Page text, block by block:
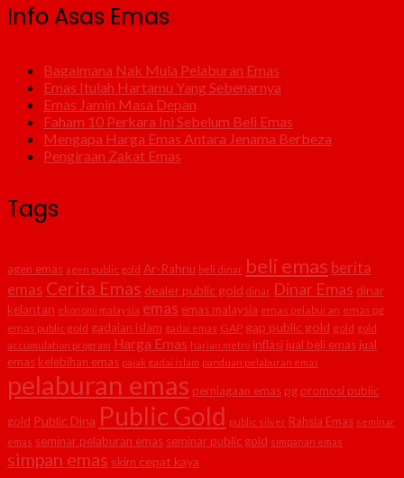
Info Asas Emas
Bagaimana Nak Mula Pelaburan Emas
Emas Itulah Hartamu Yang Sebenarnya
Emas Jamin Masa Depan
Faham 10 Perkara Ini Sebelum Beli Emas
Mengapa Harga Emas Antara Jenama Berbeza
Pengiraan Zakat Emas
Tags
agen emas agen public gold Ar-Rahnu beli dinar beli emas berita
emas Cerita Emas dealer public gold dinar Dinar Emas dinar
kelantan ekonomi malaysia emas emas malaysia emas pelaburan emas pg
emas public gold gadaian islam gadai emas GAP gap public gold gold gold
accumulation program Harga Emas harian metro inflasi jual beli emas jual
emas kelebihan emas pajak gadai islam panduan pelaburan emas
pelaburan emas perniagaan emas pg promosi public
gold Public Dina Public Gold public silver Rahsia Emas seminar
emas seminar pelaburan emas seminar public gold simpanan emas
simpan emas skim cepat kaya